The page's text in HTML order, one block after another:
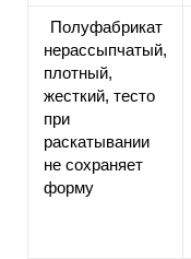
Полуфабрикат
нерассыпчатый,
плотный,
жесткий, тесто
при
раскатывании
не сохраняет
форму